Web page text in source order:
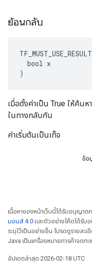
ย้อนกลับ
TF_MUST_USE_RESULT
  bool x
)
เมื่อตั้งค่าเป็น True ให้ค้น
ในทางกลับกัน
ค่าเริ่มต้นเป็นเท็จ
ข้อ
เนื้อหาของหน้าเว็บนี้ได้รับอนุญาตภ
มอนส์ 4.0 และตัวอย่างโค้ดได้รับ
ระบุไว้เป็นอย่างอื่น โปรดดูรายละเ
Java เป็นเครื่องหมายการค้าจดท
อัปเดตล่าสุด 2026-02-18 UTC